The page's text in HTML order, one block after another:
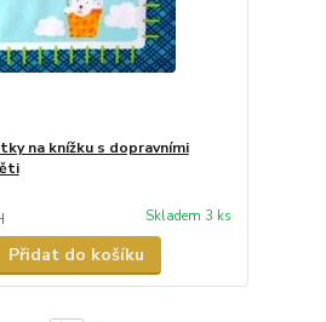
na knížku s dopravními
Skladem 3 ks
Přidat do košíku